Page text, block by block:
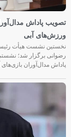
تصویب پاداش
ورزش‌های آبی
نخستین نشست هیأت
رضوانی برگزار شد؛
پاداش مدال‌آوران بازی‌های